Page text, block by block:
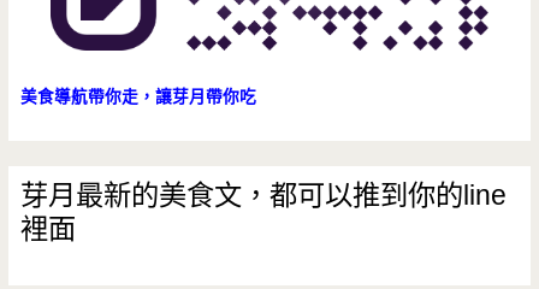
美食導航帶你走，讓芽月帶你吃
芽月最新的美食文，都可以推到你的line
裡面